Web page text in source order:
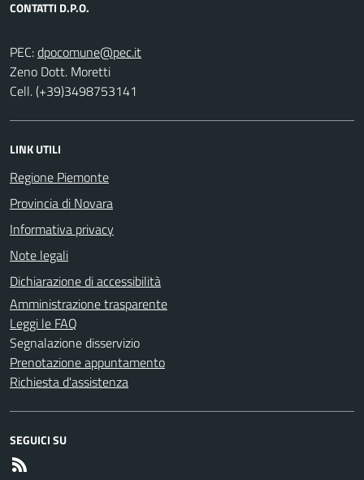
CONTATTI D.P.O.
PEC:
Zeno Dott. Moretti
Cell. (+39)3498753141
LINK UTILI
Regione Piemonte
Provincia di Novara
Informativa privacy
Note legali
Dichiarazione di accessibilità
Amministrazione trasparente
Leggi le FAQ
Segnalazione disservizio
Prenotazione appuntamento
Richiesta d'assistenza
SEGUICI SU